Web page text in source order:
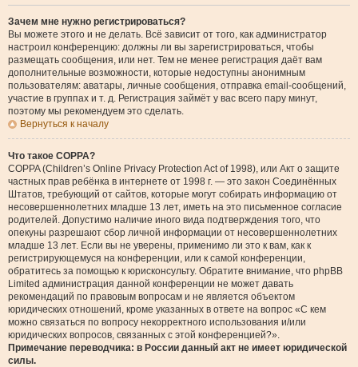
Зачем мне нужно регистрироваться?
Вы можете этого и не делать. Всё зависит от того, как администратор
настроил конференцию: должны ли вы зарегистрироваться, чтобы
размещать сообщения, или нет. Тем не менее регистрация даёт вам
дополнительные возможности, которые недоступны анонимным
пользователям: аватары, личные сообщения, отправка email-сообщений,
участие в группах и т. д. Регистрация займёт у вас всего пару минут,
поэтому мы рекомендуем это сделать.
Вернуться к началу
Что такое COPPA?
COPPA (Children’s Online Privacy Protection Act of 1998), или Акт о защите
частных прав ребёнка в интернете от 1998 г. — это закон Соединённых
Штатов, требующий от сайтов, которые могут собирать информацию от
несовершеннолетних младше 13 лет, иметь на это письменное согласие
родителей. Допустимо наличие иного вида подтверждения того, что
опекуны разрешают сбор личной информации от несовершеннолетних
младше 13 лет. Если вы не уверены, применимо ли это к вам, как к
регистрирующемуся на конференции, или к самой конференции,
обратитесь за помощью к юрисконсульту. Обратите внимание, что phpBB
Limited администрация данной конференции не может давать
рекомендаций по правовым вопросам и не является объектом
юридических отношений, кроме указанных в ответе на вопрос «С кем
можно связаться по вопросу некорректного использования и/или
юридических вопросов, связанных с этой конференцией?».
Примечание переводчика: в России данный акт не имеет юридической
силы.